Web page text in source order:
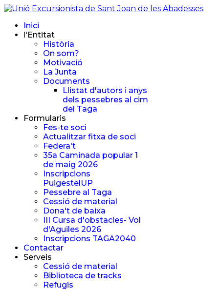
Inici
l'Entitat
Història
On som?
Motivació
La Junta
Documents
Llistat d'autors i anys
dels pessebres al cim
del Taga
Formularis
Fes-te soci
Actualitzar fitxa de soci
Federa't
35a Caminada popular 1
de maig 2026
Inscripcions
PuigestelUP
Pessebre al Taga
Cessió de material
Dona't de baixa
III Cursa d'obstacles- Vol
d'Aguiles 2026
Inscripcions TAGA2040
Contactar
Serveis
Cessió de material
Biblioteca de tracks
Refugis